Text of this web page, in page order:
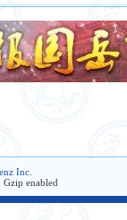
Inc.
Gzip enabled